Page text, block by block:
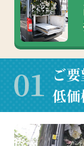
ご
低